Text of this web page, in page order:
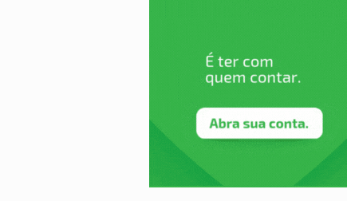
Essa receita
EMPREENDEDORISMO:7 negócios
Brasil reúne
INDEPENDÊNCIA:10 dicas
Cientistas descobrem nova
BARGANHA:Vai comprar celular